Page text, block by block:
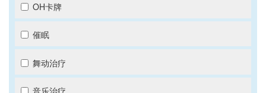
OH卡牌
催眠
舞动治疗